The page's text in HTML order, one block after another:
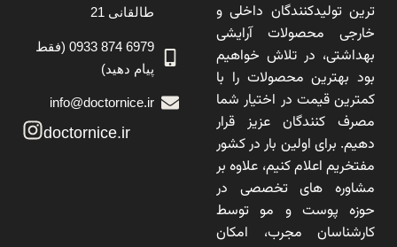
ترین تولیدکنندگان داخلی و
خارجی محصولات آرایشی
بهداشتی، در تلاش خواهیم
بود بهترین محصولات را با
کمترین قیمت در اختیار شما
مصرف کنندگان عزیز قرار
دهیم. برای اولین بار در کشور
مفتخریم اعلام کنیم، علاوه بر
مشاوره های تخصصی در
حوزه پوست و مو توسط
کارشناسان مجرب، امکان
طالقانی 21
6979 874 0933 (فقط
پیام دهید)
info@doctornice.ir
doctornice.ir